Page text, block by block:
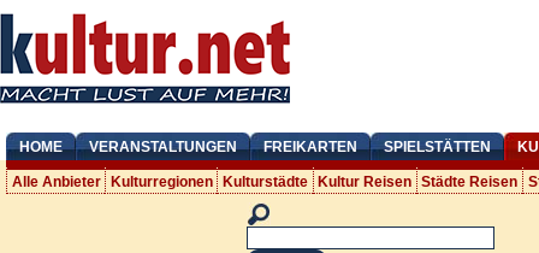
HOME VERANSTALTUNGEN FREIKARTEN SPIELSTÄTTEN
Alle Anbieter Kulturregionen Kulturstädte Kultur Reisen Städte Reisen